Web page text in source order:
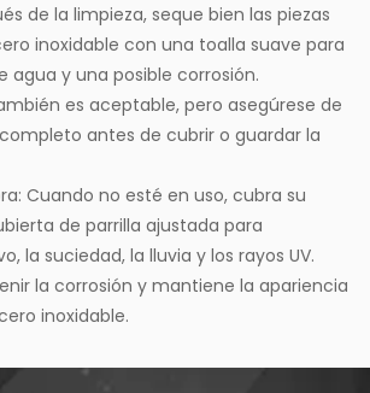
de la limpieza, seque bien las piezas
inoxidable con una toalla suave para
agua y una posible corrosión.
es aceptable, pero asegúrese de
antes de cubrir o guardar la
Cuando no esté en uso, cubra su
de parrilla ajustada para
la suciedad, la lluvia y los rayos UV.
la corrosión y mantiene la apariencia
inoxidable.